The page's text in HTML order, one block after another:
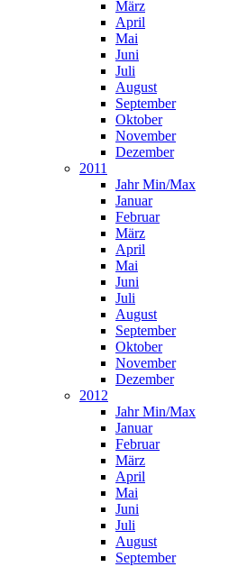
März
April
Mai
Juni
Juli
August
September
Oktober
November
Dezember
2011
Jahr Min/Max
Januar
Februar
März
April
Mai
Juni
Juli
August
September
Oktober
November
Dezember
2012
Jahr Min/Max
Januar
Februar
März
April
Mai
Juni
Juli
August
September